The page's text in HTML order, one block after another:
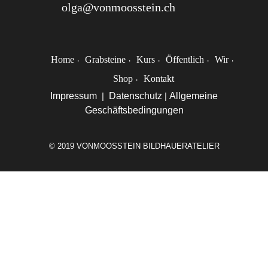
olga@vonmoosstein.ch
Home Grabsteine Kurs Öffentlich
Wir
Shop
Kontakt
Impressum | Datenschutz | Allgemeine
Geschäftsbedingungen
© 2019 VONMOOSSTEIN BILDHAUERATELIER